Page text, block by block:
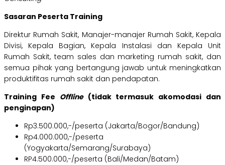
Sasaran Peserta Training
Direktur Rumah Sakit, Manajer-manajer Rumah Sakit, Kepala
Divisi, Kepala Bagian, Kepala Instalasi dan Kepala Unit
Rumah Sakit, team sales dan marketing rumah sakit, dan
semua pihak yang bertangung jawab untuk meningkatkan
produktifitas rumah sakit dan pendapatan.
Training Fee Offline (tidak termasuk akomodasi dan
penginapan)
Rp3.500.000,-/peserta (Jakarta/Bogor/Bandung)
Rp4.000.000,-/peserta
(Yogyakarta/Semarang/Surabaya)
RP4.500.000,-/peserta (Bali/Medan/Batam)